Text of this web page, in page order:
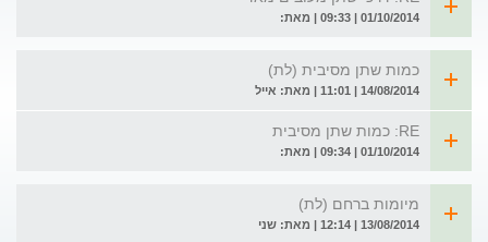
01/10/2014 | 09:33 | מאת:
כמות שתן מסיבית (לת)
14/08/2014 | 11:01 | מאת: אייל
RE: כמות שתן מסיבית
01/10/2014 | 09:34 | מאת:
מיומות ברחם (לת)
13/08/2014 | 12:14 | מאת: שני